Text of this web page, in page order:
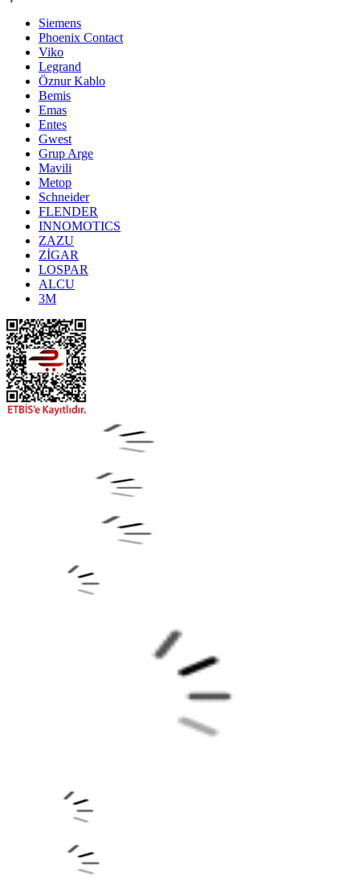
Siemens
Phoenix Contact
Viko
Legrand
Öznur Kablo
Bemis
Emas
Entes
Gwest
Grup Arge
Mavili
Metop
Schneider
FLENDER
INNOMOTICS
ZAZU
ZİGAR
LOSPAR
ALCU
3M